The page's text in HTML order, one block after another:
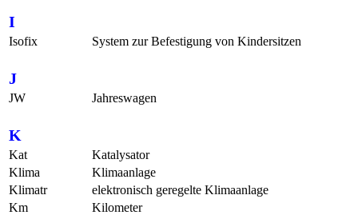
I
Isofix System zur Befestigung von Kindersitzen
J
JW Jahreswagen
K
Kat
Katalysator
Klima
Klimaanlage
Klimatr
elektronisch geregelte Klimaanlage
Km
Kilometer